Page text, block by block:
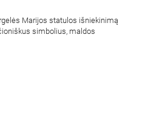
Marijos statulos išniekinimą
simbolius, maldos